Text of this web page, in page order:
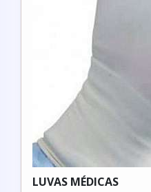
LUVAS MÉDICAS